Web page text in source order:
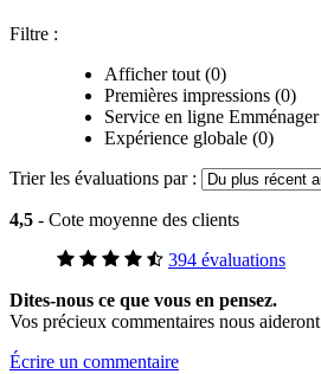
Filtre :
Afficher tout (0)
Premières impressions (0)
Service en ligne
Expérience globale (0)
Trier les évaluations par :
4,5 - Cote moyenne des clients
394 évaluations
Dites-nous ce que vous en pensez.
Vos précieux commentaires nous
Écrire un commentaire